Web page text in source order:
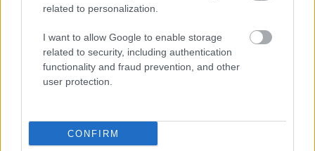
related to personalization.
I want to allow Google to enable storage
related to security, including authentication
functionality and fraud prevention, and other
user protection.
CONFIRM
1 napja